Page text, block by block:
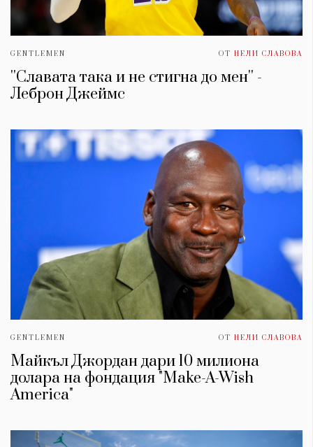
GENTLEMEN ОТ НЕЛИ СЛАВОВА
''Славата така и не стигна до мен'' -
Леброн Джеймс
GENTLEMEN ОТ НЕЛИ СЛАВОВА
Майкъл Джордан дари 10 милиона
долара на фондация "Make-A-Wish
America"